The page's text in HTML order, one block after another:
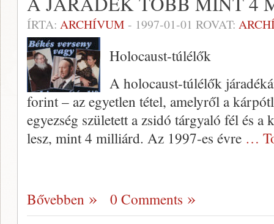
ÍRTA: ARCHÍVUM - 1997-01-01 ROVAT:
Holocaust-túlélők
A holocaust-túlélők
forint – az egyetlen tétel, amelyről a
egyezség született a zsidó tárgyaló fél és
lesz, mint 4 milliárd. Az 1997-es év­re …
Bővebben 0 Comments